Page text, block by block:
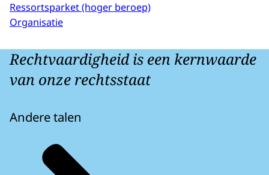
Ressortsparket (hoger beroep)
Organisatie
Rechtvaardigheid is een kernwaarde
van onze rechtsstaat
Andere talen